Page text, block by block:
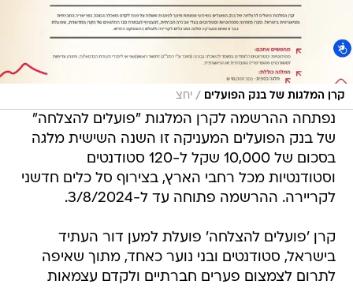
קרן המלגות של בנק הפועלים / יחצ
נפתחה ההרשמה לקרן המלגות "פועלים להצלחה"
של בנק הפועלים המעניקה זו השנה השישית מלגה
בסכום של 10,000 שקל ל-120 סטודנטים
וסטודנטיות מכל רחבי הארץ, בצירוף סל כלים חדשני
לקריירה. ההרשמה פתוחה עד ל-3/8/2024.
קרן 'פועלים להצלחה' פועלת למען דור העתיד
בישראל, סטודנטים ובני נוער כאחד, מתוך שאיפה
לתרום לצמצום פערים חברתיים ולקדם עצמאות